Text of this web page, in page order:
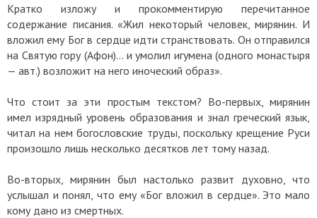
Кратко изложу и прокомментирую перечитанное
содержание писания. «Жил некоторый человек, мирянин. И
вложил ему Бог в сердце идти странствовать. Он отправился
на Святую гору (Афон)… и умолил игумена (одного монастыря
— авт.) возложит на него иноческий образ».
Что стоит за эти простым текстом? Во-первых, мирянин
имел изрядный уровень образования и знал греческий язык,
читал на нем богословские труды, поскольку крещение Руси
произошло лишь несколько десятков лет тому назад.
Во-вторых, мирянин был настолько развит духовно, что
услышал и понял, что ему «Бог вложил в сердце». Это мало
кому дано из смертных.